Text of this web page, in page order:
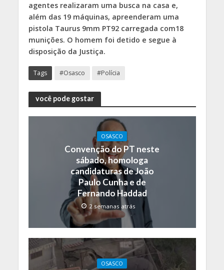
agentes realizaram uma busca na casa e,
além das 19 máquinas, apreenderam uma
pistola Taurus 9mm PT92 carregada com18
munições. O homem foi detido e segue à
disposição da Justiça.
Tags #Osasco #Polícia
você pode gostar
OSASCO
Convenção do PT neste
sábado, homologa
candidaturas de João
Paulo Cunha e de
Fernando Haddad
2 semanas atrás
OSASCO